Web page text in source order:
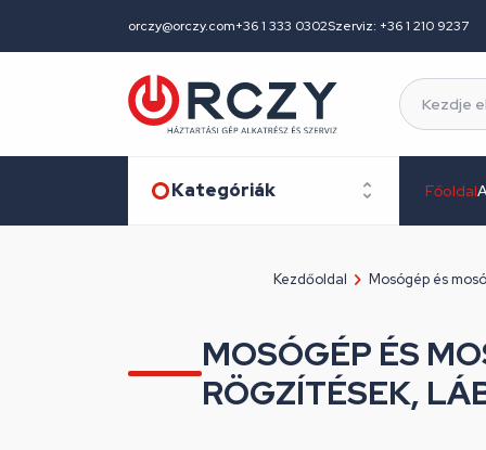
orczy@orczy.com+36 1 333 0302Szerviz: +36 1 210 9237
Kategóriák Főoldal
Kezdőoldal Mosógép és
MOSÓGÉP ÉS
RÖGZÍTÉSEK,